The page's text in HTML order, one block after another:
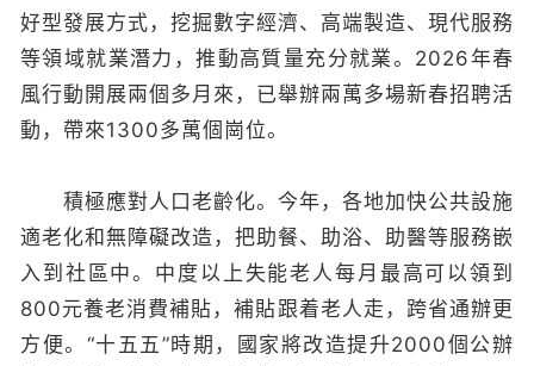
好型發展方式，挖掘數字經濟、高端製造、現代服務
等領域就業潛力，推動高質量充分就業。2026年春
風行動開展兩個多月來，已舉辦兩萬多場新春招聘活
動，帶來1300多萬個崗位。
積極應對人口老齡化。今年，各地加快公共設施
適老化和無障礙改造，把助餐、助浴、助醫等服務嵌
入到社區中。中度以上失能老人每月最高可以領到
800元養老消費補貼，補貼跟着老人走，跨省通辦更
方便。“十五五”時期，國家將改造提升2000個公辦